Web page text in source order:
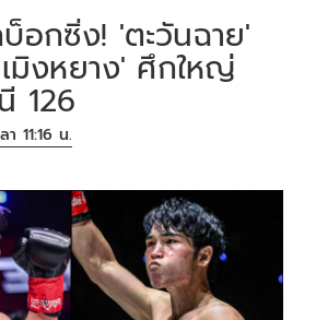
อกซิ่ง! 'ตะวันฉาย'
มิงหยาง' ศึกใหญ่
126
11:16 น.